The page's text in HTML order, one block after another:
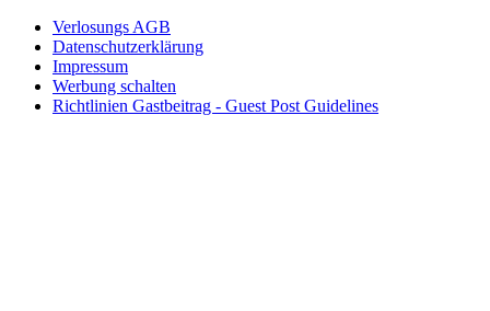
Verlosungs AGB
Datenschutzerklärung
Impressum
Werbung schalten
Richtlinien Gastbeitrag - Guest Post Guidelines